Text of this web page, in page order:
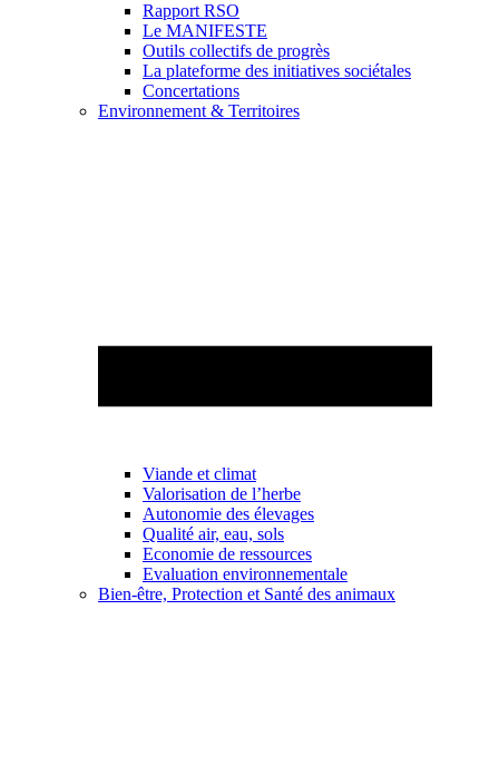
Rapport RSO
Le MANIFESTE
Outils collectifs de progrès
La plateforme des initiatives sociétales
Concertations
Environnement & Territoires
Viande et climat
Valorisation de l’herbe
Autonomie des élevages
Qualité air, eau, sols
Economie de ressources
Evaluation environnementale
Bien-être, Protection et Santé des animaux